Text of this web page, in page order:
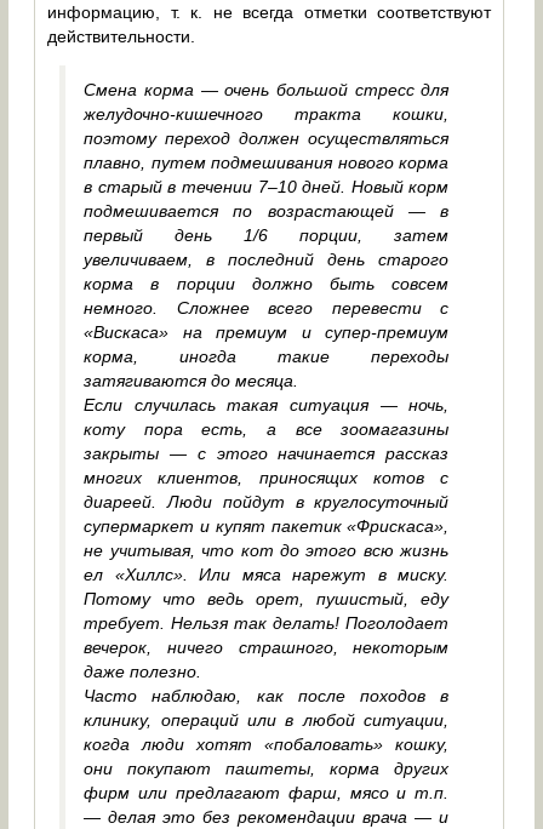
информацию, т. к. не всегда отметки соответствуют
действительности.
Смена корма — очень большой стресс для
желудочно-кишечного тракта кошки,
поэтому переход должен осуществляться
плавно, путем подмешивания нового корма
в старый в течении 7–10 дней. Новый корм
подмешивается по возрастающей — в
первый день 1/6 порции, затем
увеличиваем, в последний день старого
корма в порции должно быть совсем
немного. Сложнее всего перевести с
«Вискаса» на премиум и супер-премиум
корма, иногда такие переходы
затягиваются до месяца.
Если случилась такая ситуация — ночь,
коту пора есть, а все зоомагазины
закрыты — с этого начинается рассказ
многих клиентов, приносящих котов с
диареей. Люди пойдут в круглосуточный
супермаркет и купят пакетик «Фрискаса»,
не учитывая, что кот до этого всю жизнь
ел «Хиллс». Или мяса нарежут в миску.
Потому что ведь орет, пушистый, еду
требует. Нельзя так делать! Поголодает
вечерок, ничего страшного, некоторым
даже полезно.
Часто наблюдаю, как после походов в
клинику, операций или в любой ситуации,
когда люди хотят «побаловать» кошку,
они покупают паштеты, корма других
фирм или предлагают фарш, мясо и т.п.
— делая это без рекомендации врача — и